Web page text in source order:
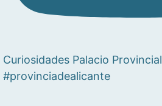
Curiosidades Palacio Provincial
#provinciadealicante